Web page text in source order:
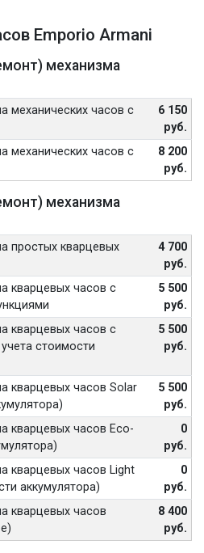
Emporio Armani
механизма
механических часов с
6 150
руб.
механических часов с
8 200
руб.
механизма
простых кварцевых
4 700
руб.
кварцевых часов с
5 500
руб.
кварцевых часов с
стоимости
5 500
руб.
кварцевых часов Solar
5 500
руб.
кварцевых часов Eco-
0
руб.
кварцевых часов Light
аккумулятора)
0
руб.
кварцевых часов
8 400
руб.